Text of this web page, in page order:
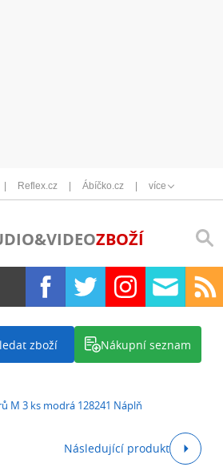
Reflex.cz Ábíčko.cz více
ZBOŽÍ
zboží Nákupní seznam
M 3 ks modrá 128241 Náplň
Následující produkt